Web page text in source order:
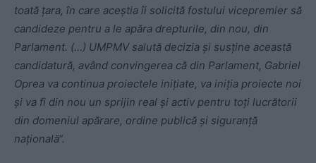
toată ţara, în care aceştia îi solicită fostului vicepremier să
candideze pentru a le apăra drepturile, din nou, din
Parlament. (…) UMPMV salută decizia şi susţine această
candidatură, având convingerea că din Parlament, Gabriel
Oprea va continua proiectele iniţiate, va iniţia proiecte noi
şi va fi din nou un sprijin real şi activ pentru toţi lucrătorii
din domeniul apărare, ordine publică şi siguranţă
naţională“.